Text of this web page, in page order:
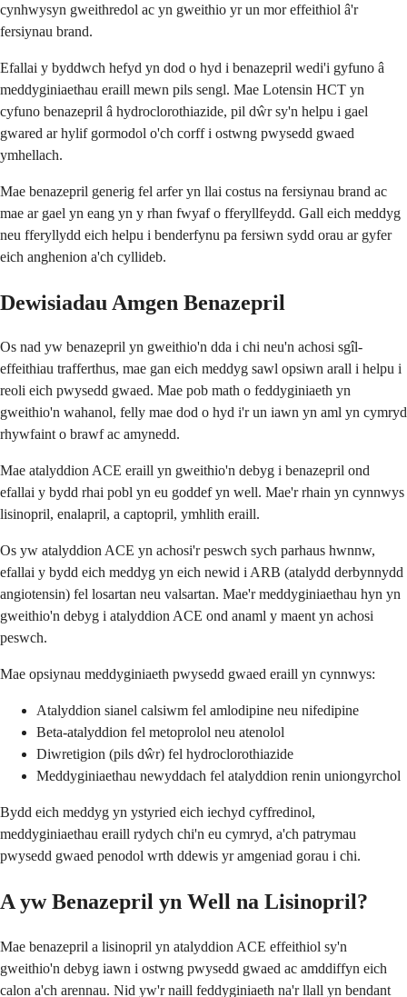
cynhwysyn gweithredol ac yn gweithio yr un mor effeithiol â'r
fersiynau brand.
Efallai y byddwch hefyd yn dod o hyd i benazepril wedi'i gyfuno â
meddyginiaethau eraill mewn pils sengl. Mae Lotensin HCT yn
cyfuno benazepril â hydroclorothiazide, pil dŵr sy'n helpu i gael
gwared ar hylif gormodol o'ch corff i ostwng pwysedd gwaed
ymhellach.
Mae benazepril generig fel arfer yn llai costus na fersiynau brand ac
mae ar gael yn eang yn y rhan fwyaf o fferyllfeydd. Gall eich meddyg
neu fferyllydd eich helpu i benderfynu pa fersiwn sydd orau ar gyfer
eich anghenion a'ch cyllideb.
Dewisiadau Amgen Benazepril
Os nad yw benazepril yn gweithio'n dda i chi neu'n achosi sgîl-
effeithiau trafferthus, mae gan eich meddyg sawl opsiwn arall i helpu i
reoli eich pwysedd gwaed. Mae pob math o feddyginiaeth yn
gweithio'n wahanol, felly mae dod o hyd i'r un iawn yn aml yn cymryd
rhywfaint o brawf ac amynedd.
Mae atalyddion ACE eraill yn gweithio'n debyg i benazepril ond
efallai y bydd rhai pobl yn eu goddef yn well. Mae'r rhain yn cynnwys
lisinopril, enalapril, a captopril, ymhlith eraill.
Os yw atalyddion ACE yn achosi'r peswch sych parhaus hwnnw,
efallai y bydd eich meddyg yn eich newid i ARB (atalydd derbynnydd
angiotensin) fel losartan neu valsartan. Mae'r meddyginiaethau hyn yn
gweithio'n debyg i atalyddion ACE ond anaml y maent yn achosi
peswch.
Mae opsiynau meddyginiaeth pwysedd gwaed eraill yn cynnwys:
Atalyddion sianel calsiwm fel amlodipine neu nifedipine
Beta-atalyddion fel metoprolol neu atenolol
Diwretigion (pils dŵr) fel hydroclorothiazide
Meddyginiaethau newyddach fel atalyddion renin uniongyrchol
Bydd eich meddyg yn ystyried eich iechyd cyffredinol,
meddyginiaethau eraill rydych chi'n eu cymryd, a'ch patrymau
pwysedd gwaed penodol wrth ddewis yr amgeniad gorau i chi.
A yw Benazepril yn Well na Lisinopril?
Mae benazepril a lisinopril yn atalyddion ACE effeithiol sy'n
gweithio'n debyg iawn i ostwng pwysedd gwaed ac amddiffyn eich
calon a'ch arennau. Nid yw'r naill feddyginiaeth na'r llall yn bendant